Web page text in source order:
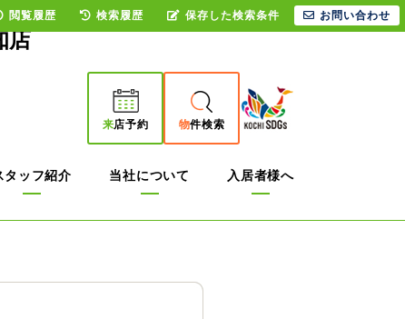
店
来店予約 物件検索
タッフ紹介 当社について 入居者様へ
閲覧履歴 検索履歴 保存した検索条件 お問い合わせ